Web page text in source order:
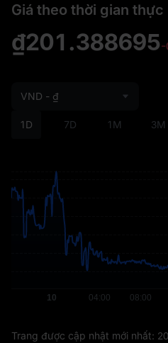
Giá theo thời gian thực
₫201.388695
1D 7D 1M 3M
VND - ₫
Trang được cập nhật mới nhất: